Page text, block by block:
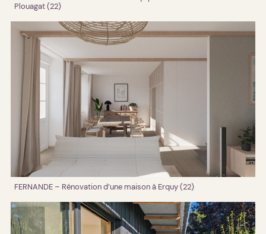
Plouagat (22)
FERNANDE – Rénovation d’une maison à Erquy (22)